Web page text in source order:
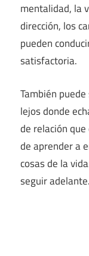
mentalidad, la
dirección, los
pueden
satisfactoria.
También
lejos donde
de relación
de aprender a
cosas de la
seguir adelante.